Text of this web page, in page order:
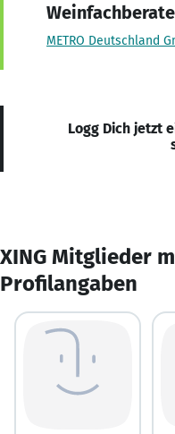
METRO Deutschland
Logg Dich jetzt
XING Mitglieder
Profilangaben